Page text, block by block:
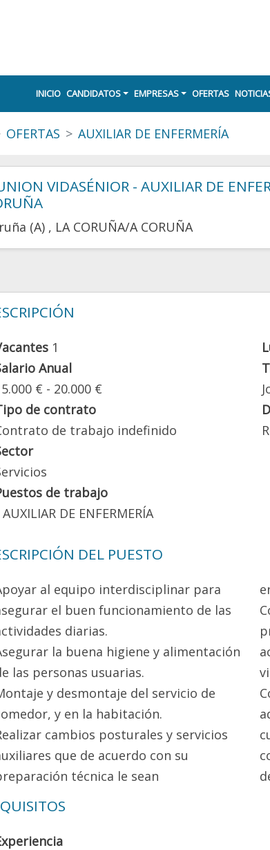
INICIO CANDIDATOS EMPRESAS OFERTAS
OFERTAS AUXILIAR DE ENFERMERÍA
VIDASÉNIOR - AUXILIAR DE
(A) , LA CORUÑA/A CORUÑA
1
Anual
€ - 20.000 €
de contrato
de trabajo indefinido
de trabajo
AUXILIAR DE ENFERMERÍA
DEL PUESTO
al equipo interdisciplinar para
el buen funcionamiento de las
diarias.
la buena higiene y alimentación
las personas usuarias.
y desmontaje del servicio de
y en la habitación.
cambios posturales y servicios
que de acuerdo con su
técnica le sean